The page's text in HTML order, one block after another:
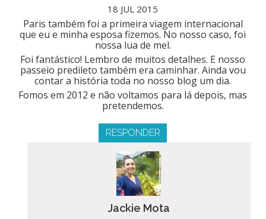
18 JUL 2015
Paris também foi a primeira viagem internacional
que eu e minha esposa fizemos. No nosso caso, foi
nossa lua de mel.
Foi fantástico! Lembro de muitos detalhes. E nosso
passeio predileto também era caminhar. Ainda vou
contar a história toda no nosso blog um dia.
Fomos em 2012 e não voltamos para lá depois, mas
pretendemos.
RESPONDER
Jackie Mota